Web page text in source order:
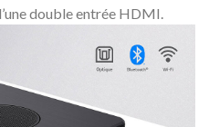
double entrée HDMI.